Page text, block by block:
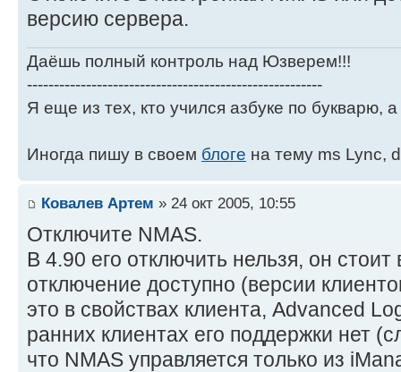
версию сервера.
Даёшь полный контроль над Юзверем!!!
-------------------------------------------------------
Я еще из тех, кто учился азбуке по букварю,
Иногда пишу в своем блоге на тему ms Lync,
Ковалев Артем » 24 окт 2005, 10:55
Отключите NMAS.
В 4.90 его отключить нельзя, он стоит
отключение доступно (версии
это в свойствах клиента, Advanced
ранних клиентах его поддержки нет
что NMAS управляется только из